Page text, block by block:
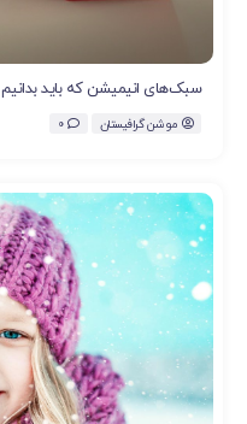
سبک‌های انیمیشن که باید بدانیم
موشن گرافیستان 0